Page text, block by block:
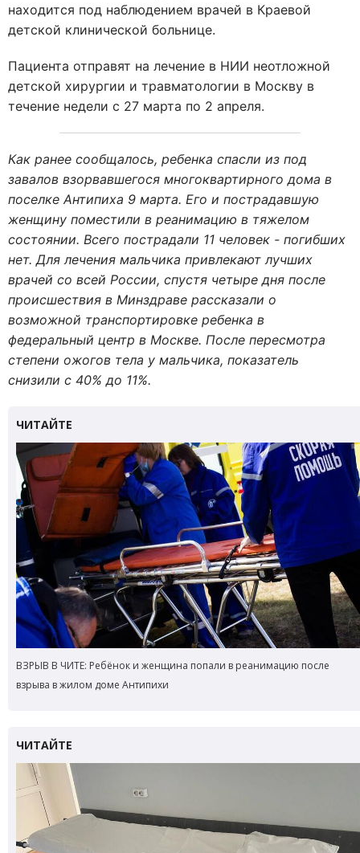
находится под наблюдением врачей в Краевой
детской клинической больнице.
Пациента отправят на лечение в НИИ неотложной
детской хирургии и травматологии в Москву в
течение недели с 27 марта по 2 апреля.
Как ранее сообщалось, ребенка спасли из под
завалов взорвавшегося многоквартирного дома в
поселке Антипиха 9 марта. Его и пострадавшую
женщину поместили в реанимацию в тяжелом
состоянии. Всего пострадали 11 человек - погибших
нет. Для лечения мальчика привлекают лучших
врачей со всей России, спустя четыре дня после
происшествия в Минздраве рассказали о
возможной транспортировке ребенка в
федеральный центр в Москве. После пересмотра
степени ожогов тела у мальчика, показатель
снизили с 40% до 11%.
ВЗРЫВ В ЧИТЕ: Ребёнок и женщина попали в реанимацию после
взрыва в жилом доме Антипихи